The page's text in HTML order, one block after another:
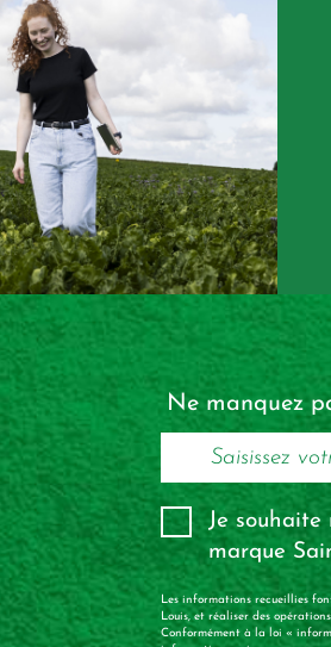
Ne manquez
Je
marque
Les informations recueillies
Louis, et réaliser des
Conformément à la loi «